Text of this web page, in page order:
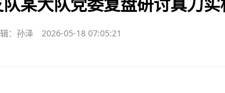
：孙泽 2026-05-18 07:05:21